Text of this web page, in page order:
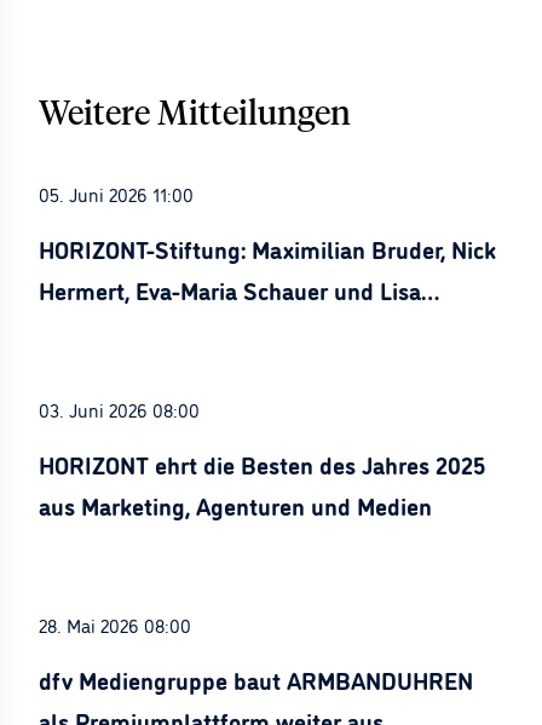
Weitere Mitteilungen
05. Juni 2026 11:00
HORIZONT-Stiftung: Maximilian Bruder, Nick
Hermert, Eva-Maria Schauer und Lisa
03. Juni 2026 08:00
HORIZONT ehrt die Besten des Jahres 2025
aus Marketing, Agenturen und Medien
28. Mai 2026 08:00
dfv Mediengruppe baut ARMBANDUHREN